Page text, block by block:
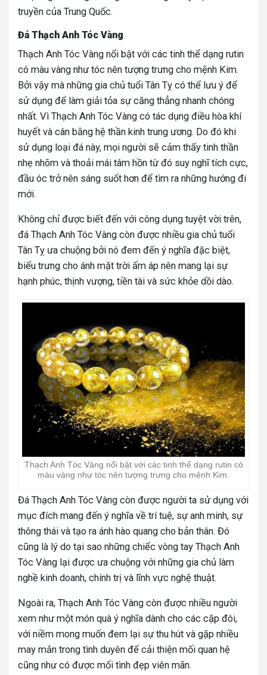
truyền của Trung Quốc.
Đá Thạch Anh Tóc Vàng
Thạch Anh Tóc Vàng nổi bật với các tinh thể dạng rutin
có màu vàng như tóc nên tượng trưng cho mệnh Kim.
Bởi vậy mà những gia chủ tuổi Tân Tỵ có thể lưu ý để
sử dụng để làm giải tỏa sự căng thẳng nhanh chóng
nhất. Vì Thạch Anh Tóc Vàng có tác dụng điều hòa khí
huyết và cân bằng hệ thần kinh trung ương. Do đó khi
sử dụng loại đá này, mọi người sẽ cảm thấy tinh thần
nhẹ nhõm và thoải mái tâm hồn từ đó suy nghĩ tích cực,
đầu óc trở nên sáng suốt hơn để tìm ra những hướng đi
mới.
Không chỉ được biết đến với công dụng tuyệt vời trên,
đá Thạch Anh Tóc Vàng còn được nhiều gia chủ tuổi
Tân Tỵ ưa chuộng bởi nó đem đến ý nghĩa đặc biệt,
biểu trưng cho ánh mặt trời ấm áp nên mang lại sự
hạnh phúc, thịnh vượng, tiền tài và sức khỏe dồi dào.
Thạch Anh Tóc Vàng nổi bật với các tinh thể dạng rutin có
màu vàng như tóc nên tượng trưng cho mệnh Kim.
Đá Thạch Anh Tóc Vàng còn được người ta sử dụng với
mục đích mang đến ý nghĩa về trí tuệ, sự anh minh, sự
thông thái và tạo ra ánh hào quang cho bản thân. Đó
cũng là lý do tại sao những chiếc vòng tay Thạch Anh
Tóc Vàng lại được ưa chuộng với những gia chủ làm
nghề kinh doanh, chính trị và lĩnh vực nghệ thuật.
Ngoài ra, Thạch Anh Tóc Vàng còn được nhiều người
xem như một món quà ý nghĩa dành cho các cặp đôi,
với niềm mong muốn đem lại sự thu hút và gặp nhiều
may mắn trong tình duyên để cải thiện mối quan hệ
cũng như có được mối tình đẹp viên mãn.